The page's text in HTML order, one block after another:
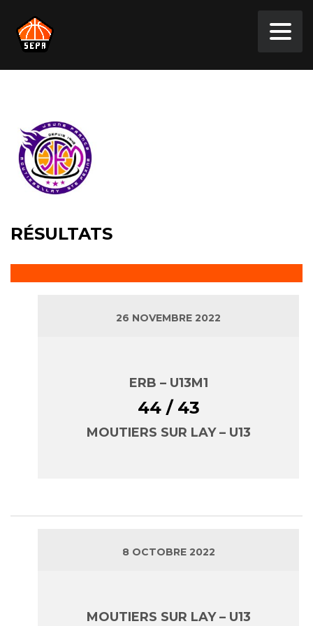
RÉSULTATS
26 NOVEMBRE 2022
ERB – U13M1
44 / 43
MOUTIERS SUR LAY – U13
8 OCTOBRE 2022
MOUTIERS SUR LAY – U13